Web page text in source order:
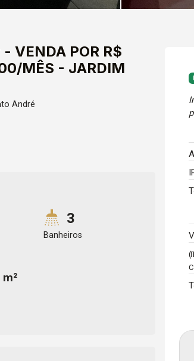
VENDA POR R$
MÊS - JARDIM
André
3
Banheiros